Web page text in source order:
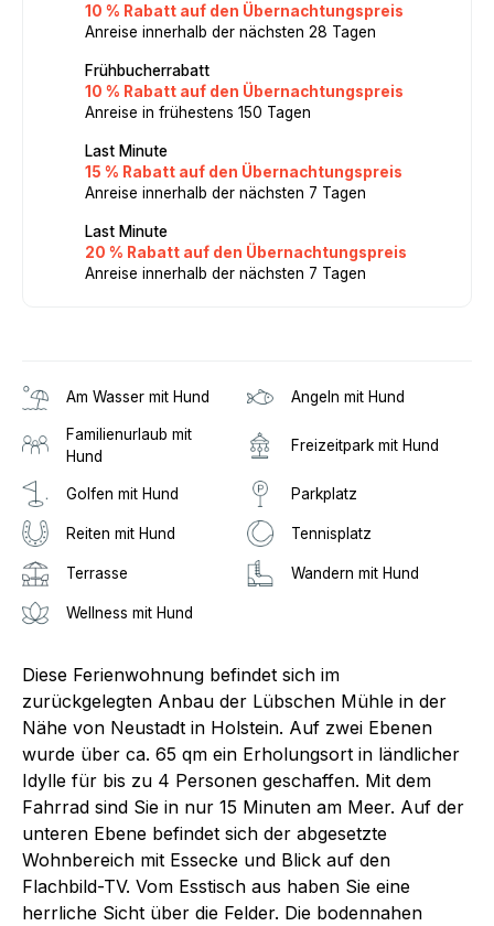
10 % Rabatt auf den Übernachtungspreis
Anreise innerhalb der nächsten 28 Tagen
Frühbucherrabatt
10 % Rabatt auf den Übernachtungspreis
Anreise in frühestens 150 Tagen
Last Minute
15 % Rabatt auf den Übernachtungspreis
Anreise innerhalb der nächsten 7 Tagen
Last Minute
20 % Rabatt auf den Übernachtungspreis
Anreise innerhalb der nächsten 7 Tagen
Am Wasser mit Hund Angeln mit Hund
Familienurlaub mit
Hund
Freizeitpark mit Hund
Golfen mit Hund Parkplatz
Reiten mit Hund Tennisplatz
Terrasse Wandern mit Hund
Wellness mit Hund
Diese Ferienwohnung befindet sich im
zurückgelegten Anbau der Lübschen Mühle in der
Nähe von Neustadt in Holstein. Auf zwei Ebenen
wurde über ca. 65 qm ein Erholungsort in ländlicher
Idylle für bis zu 4 Personen geschaffen. Mit dem
Fahrrad sind Sie in nur 15 Minuten am Meer. Auf der
unteren Ebene befindet sich der abgesetzte
Wohnbereich mit Essecke und Blick auf den
Flachbild-TV. Vom Esstisch aus haben Sie eine
herrliche Sicht über die Felder. Die bodennahen